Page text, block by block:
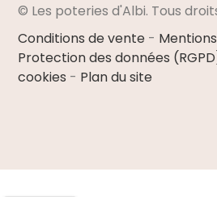
© Les poteries d'Albi. Tous
Conditions de vente -
Protection des données
cookies - Plan du site